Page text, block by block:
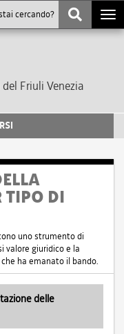
Friuli Venezia
TIPO DI
uno strumento di
valore giuridico e la
ha emanato il bando.
delle